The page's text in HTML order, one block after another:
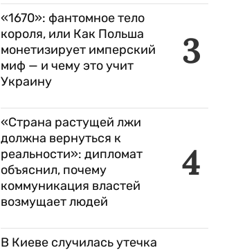
3
«1670»: фантомное тело
короля, или Как Польша
монетизирует имперский
миф — и чему это учит
Украину
4
«Страна растущей лжи
должна вернуться к
реальности»: дипломат
объяснил, почему
коммуникация властей
возмущает людей
В Киеве случилась утечка